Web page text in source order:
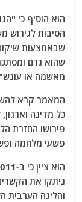
p
הוא הוסיף כי
הסיבות
שבאמצעות
שהוא גרם
מאשמה או
המאמר קרא
כל מדינה
פשעי מלחמה
ניתקו את
והליגה הערבית